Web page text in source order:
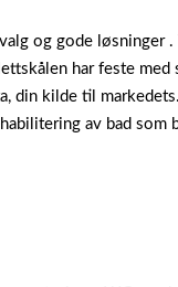
og gode løsninger
har feste med
din kilde til
av bad som